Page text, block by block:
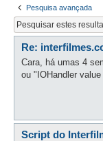
Pesquisa avançada
Re:
Cara, há umas 4
ou "IOHandler
Script do